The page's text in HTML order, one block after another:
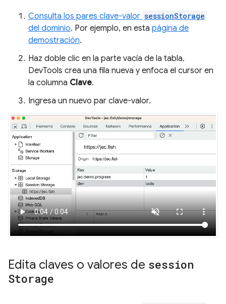
Consulta los pares clave-valor sessionStorage
del dominio. Por ejemplo, en esta página de
demostración.
Haz doble clic en la parte vacía de la tabla.
DevTools crea una fila nueva y enfoca el cursor en
la columna Clave.
Ingresa un nuevo par clave-valor.
Edita claves o valores de session
Storage